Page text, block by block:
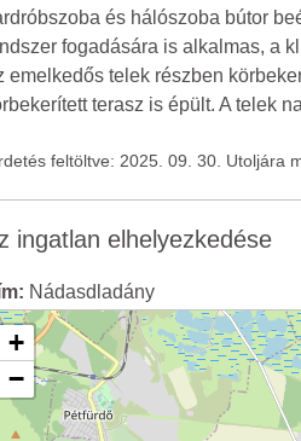
és hálószoba bútor
fogadására is alkalmas, a
emelkedős telek részben
terasz is épült. A telek
feltöltve: 2025. 09. 30. Utoljára
ingatlan elhelyezkedése
Nádasdladány
+
−